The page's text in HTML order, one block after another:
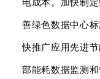
电成本。加快制
善绿色数据中心
快推广应用先进
部能耗数据监测